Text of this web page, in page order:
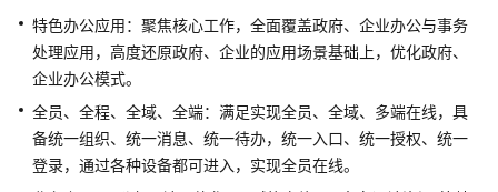
电
子
合
同
云
解
特色办公应用：聚焦核心工作，全面覆盖政府、企业办公与事务
处理应用，高度还原政府、企业的应用场景基础上，优化政府、
企业办公模式。
全员、全程、全域、全端：满足实现全员、全域、多端在线，具
备统一组织、统一消息、统一待办，统一入口、统一授权、统一
登录，通过各种设备都可进入，实现全员在线。